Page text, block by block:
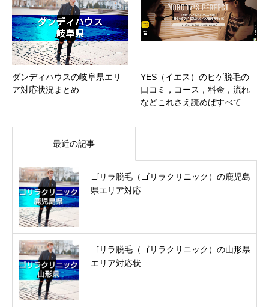
ダンディハウスの岐阜県エリ
ア対応状況まとめ
YES（イエス）のヒゲ脱毛の
口コミ，コース，料金，流れ
などこれさえ読めばすべて…
最近の記事
ゴリラ脱毛（ゴリラクリニック）の鹿児島
県エリア対応...
ゴリラ脱毛（ゴリラクリニック）の山形県
エリア対応状...